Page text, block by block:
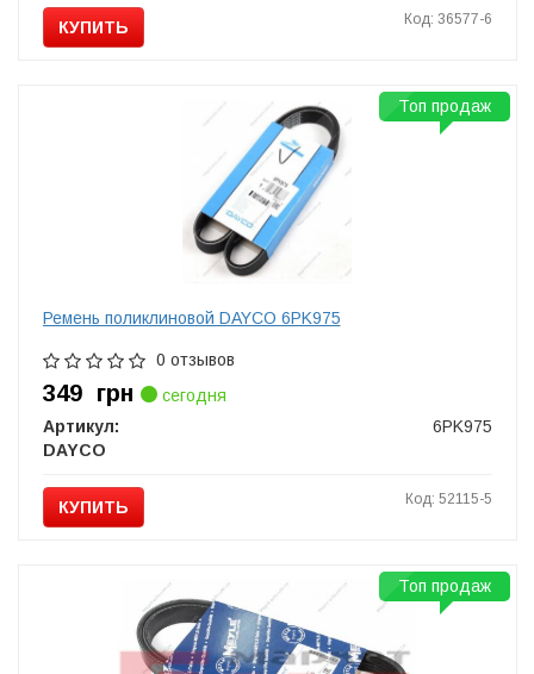
КУПИТЬ Код: 36577-6
Ремень поликлиновой DAYCO 6PK975
0 отзывов
349 грн
сегодня
Артикул:
6PK975
DAYCO
КУПИТЬ Код: 52115-5
Топ продаж
Топ продаж